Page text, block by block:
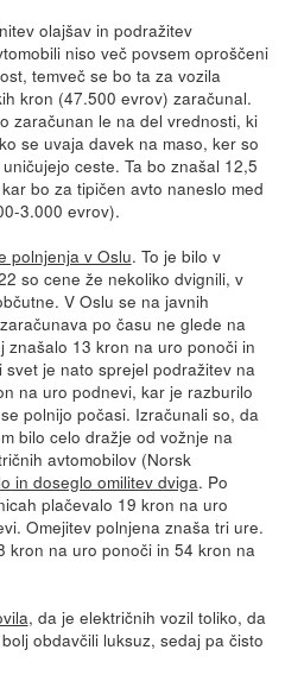
olajšav in podražitev
niso več povsem oproščeni
temveč se bo ta za vozila
kron (47.500 evrov) zaračunal.
zaračunan le na del vrednosti, ki
se uvaja davek na maso, ker so
ceste. Ta bo znašal 12,5
bo za tipičen avto naneslo med
3.000 evrov).
polnjenja v Oslu. To je bilo v
so cene že nekoliko dvignili, v
V Oslu se na javnih
po času ne glede na
znašalo 13 kron na uro ponoči in
je nato sprejel podražitev na
na uro podnevi, kar je razburilo
polnijo počasi. Izračunali so, da
bilo celo dražje od vožnje na
avtomobilov (Norsk
in doseglo omilitev dviga. Po
plačevalo 19 kron na uro
Omejitev polnjena znaša tri ure.
kron na uro ponoči in 54 kron na
, da je električnih vozil toliko, da
obdavčili luksuz, sedaj pa čisto